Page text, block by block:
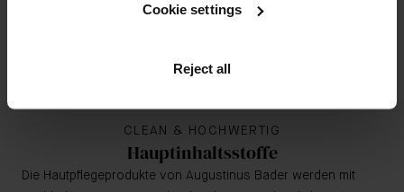
Cookie settings
Reject all
Das weiche, flexible Design ermöglicht die
einschließlich des unteren Wimpernansatzes
CLEAN & HOCHWERTIG
Hauptinhaltsstoffe
Die Hautpflegeprodukte von Augustinus Bader werden mit